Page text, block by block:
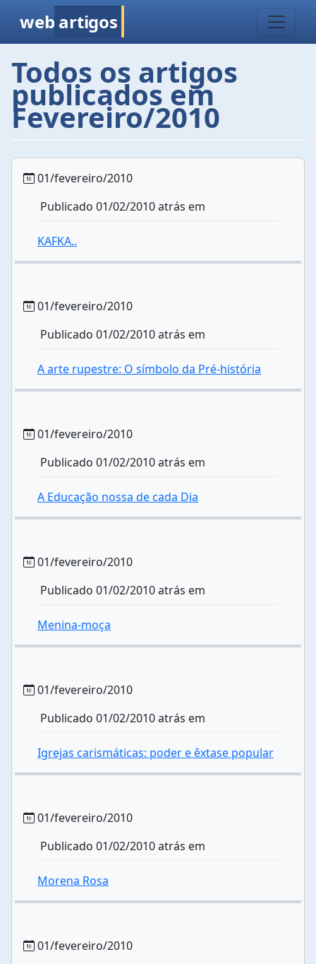
web artigos
Todos os artigos
publicados em
Fevereiro/2010
01/fevereiro/2010
Publicado 01/02/2010 atrás em
KAFKA..
01/fevereiro/2010
Publicado 01/02/2010 atrás em
A arte rupestre: O símbolo da Pré-história
01/fevereiro/2010
Publicado 01/02/2010 atrás em
A Educação nossa de cada Dia
01/fevereiro/2010
Publicado 01/02/2010 atrás em
Menina-moça
01/fevereiro/2010
Publicado 01/02/2010 atrás em
Igrejas carismáticas: poder e êxtase popular
01/fevereiro/2010
Publicado 01/02/2010 atrás em
Morena Rosa
01/fevereiro/2010